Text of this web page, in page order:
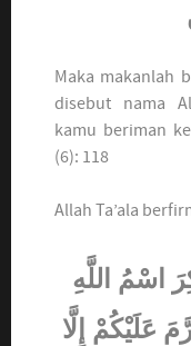
Maka makanlah
disebut nama
kamu beriman
(6): 118
Allah Ta’ala
اسْمُ اللَّهِ
عَلَيْكُمْ إِلَّا